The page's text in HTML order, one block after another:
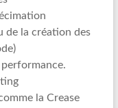
de la création des
la Crease